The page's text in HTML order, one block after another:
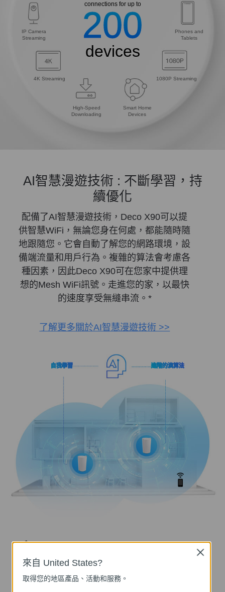
Phones and
Tablets
1080P Streaming
Smart Home
Devices
High-Speed
Downloading
4K Streaming
IP Camera
Streaming
connections for up to
200
devices
AI智慧漫遊技術 : 不斷學習，持
續優化
配備了AI智慧漫遊技術，Deco X90可以提
供智慧WiFi，無論您身在何處，都能隨時隨
地跟隨您。它會自動了解您的網路環境，設
備端流量和用戶行為。複雜的算法會考慮各
種因素，因此Deco X90可在您家中提供理
想的Mesh WiFi訊號。走進您的家，以最快
的速度享受無縫串流。 *
了解更多關於AI智慧漫遊技術 >>
自我學習 進階的演算法
HomeShield
讓專家來保護您家中的網路安全
使用TP-Link HomeShield的內建功能，可以增
來自 United States?
取得您的地區產品、活動和服務。
Close